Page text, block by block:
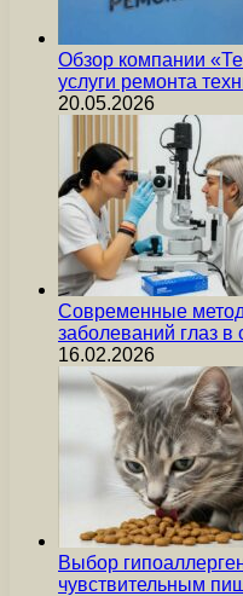
Обзор компании
услуги ремонта
20.05.2026
Современные
заболеваний глаз в
16.02.2026
Выбор
чувствительным